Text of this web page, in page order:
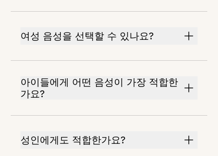
여성 음성을 선택할 수 있나요?
아이들에게 어떤 음성이 가장 적합한
가요?
성인에게도 적합한가요?